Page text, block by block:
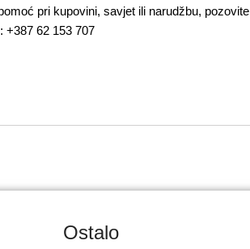
pri kupovini, savjet ili narudžbu, pozovite
+387 62 153 707
Ostalo